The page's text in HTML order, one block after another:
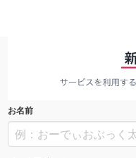
お名前